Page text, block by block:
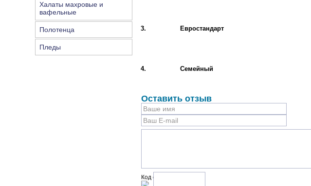
Халаты махровые и
вафельные
Полотенца
Пледы
3. Евростандарт
4. Семейный
Оставить отзыв
Код с рисунка: